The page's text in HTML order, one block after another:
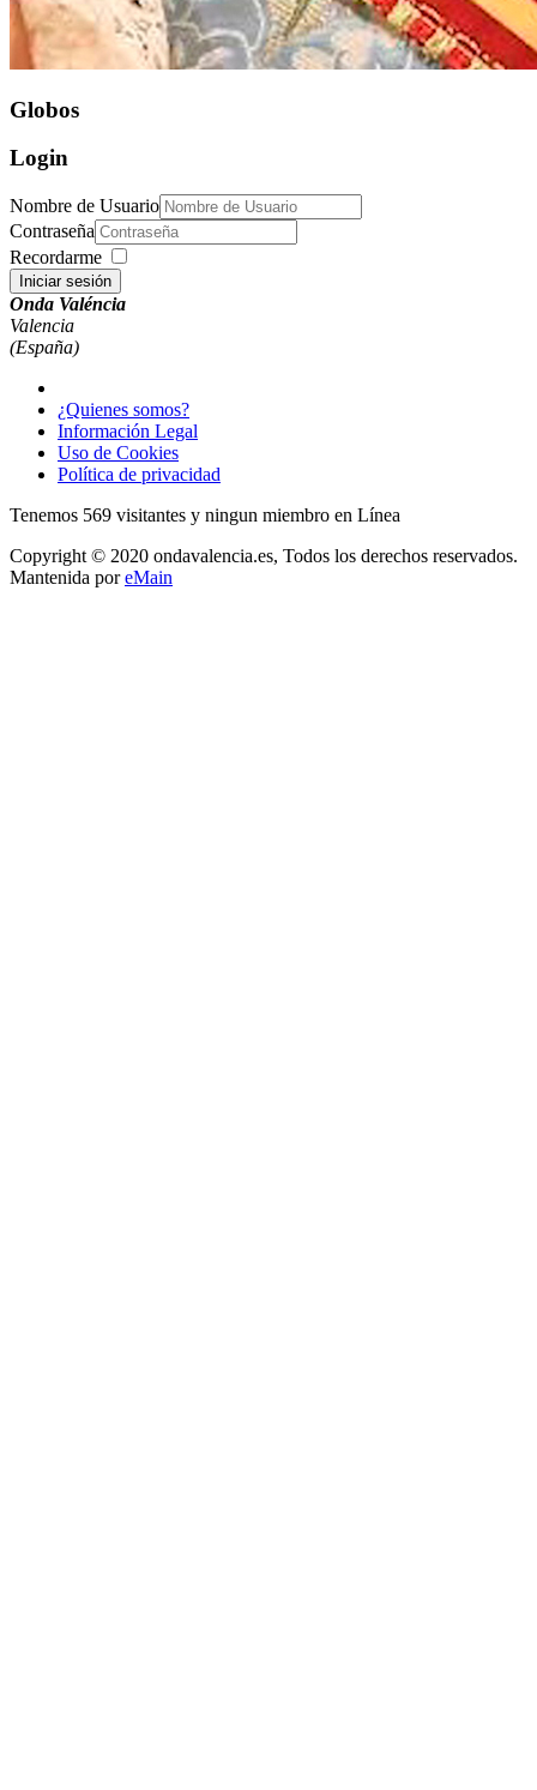
Globos
Login
Nombre de Usuario
Contraseña
Recordarme
Iniciar sesión
Onda Valéncia
Valencia
(España)
¿Quienes somos?
Información Legal
Uso de Cookies
Política de privacidad
Tenemos 569 visitantes y ningun miembro en Línea
Copyright © 2020 ondavalencia.es, Todos los derechos reservados.
Mantenida poreMain